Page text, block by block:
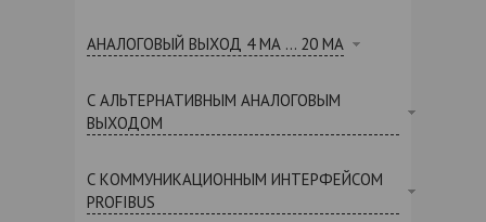
АНАЛОГОВЫЙ ВЫХОД 4 МА ... 20 МА
С АЛЬТЕРНАТИВНЫМ АНАЛОГОВЫМ
ВЫХОДОМ
С КОММУНИКАЦИОННЫМ ИНТЕРФЕЙСОМ
PROFIBUS